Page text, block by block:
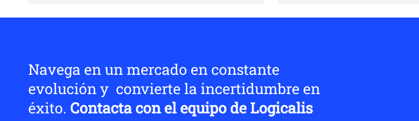
Navega en un mercado en constante
evolución y convierte la incertidumbre en
éxito. Contacta con el equipo de Logicalis